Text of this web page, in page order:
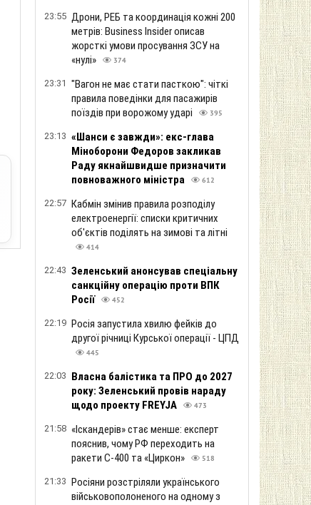
23:55 Дрони, РЕБ та координація кожні 200
метрів: Business Insider описав
жорсткі умови просування ЗСУ на
«нулі»
374
23:31 "Вагон не має стати пасткою": чіткі
правила поведінки для пасажирів
поїздів при ворожому ударі
395
23:13 «Шанси є завжди»: екс-глава
Міноборони Федоров закликав
Раду якнайшвидше призначити
повноважного міністра
612
22:57 Кабмін змінив правила розподілу
електроенергії: списки критичних
об'єктів поділять на зимові та літні
414
22:43 Зеленський анонсував спеціальну
санкційну операцію проти ВПК
Росії
452
22:19 Росія запустила хвилю фейків до
другої річниці Курської операції - ЦПД
445
22:03 Власна балістика та ПРО до 2027
року: Зеленський провів нараду
щодо проекту FREYJA
473
21:58 «Іскандерів» стає менше: експерт
пояснив, чому РФ переходить на
ракети С-400 та «Циркон»
518
21:33 Росіяни розстріляли українського
військовополоненого на одному з